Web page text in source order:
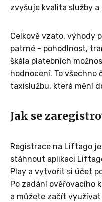
zvyšuje kvalita služby
Celkově vzato, výhody
patrné - pohodlnost,
škála platebních
hodnocení. To
taxislužbu, která mění
Jak se
Registrace na Liftago
stáhnout aplikaci
Play a vytvořit si účet
Po zadání ověřovacího
a můžete začít